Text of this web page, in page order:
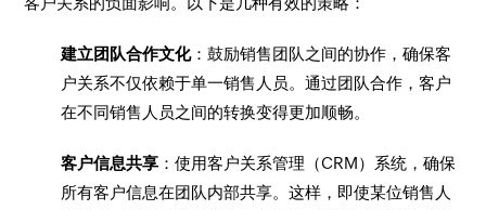
建立团队合作文化：鼓励销售团队之间的协作，确保客
户关系不仅依赖于单一销售人员。通过团队合作，客户
在不同销售人员之间的转换变得更加顺畅。
客户信息共享 ：使用客户关系管理（CRM）系统，确保
所有客户信息在团队内部共享。这样，即使某位销售人